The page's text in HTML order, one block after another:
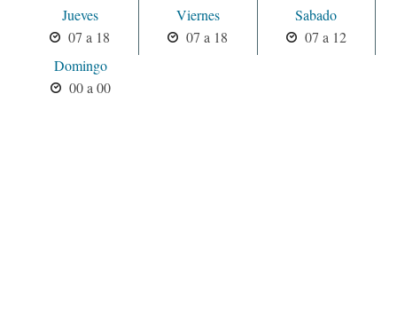
Jueves
07 a 18
Viernes
07 a 18
Sabado
07 a 12
Domingo
00 a 00